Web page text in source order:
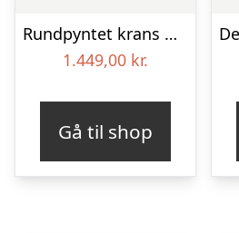
Rundpyntet krans med bånd
1.449,00 kr.
Gå til shop